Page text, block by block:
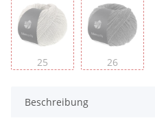
25 26
Beschreibung